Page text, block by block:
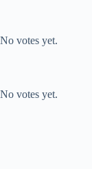
No votes yet.
No votes yet.